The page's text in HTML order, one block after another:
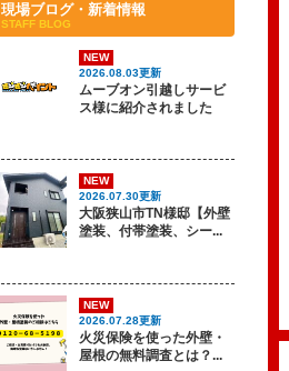
現場ブログ・新着情報
STAFF BLOG
NEW
2026.08.03更新
ムーブオン引越しサービ
ス様に紹介されました
NEW
2026.07.30更新
大阪狭山市TN様邸【外壁
塗装、付帯塗装、シー...
NEW
2026.07.28更新
火災保険を使った外壁・
屋根の無料調査とは？...